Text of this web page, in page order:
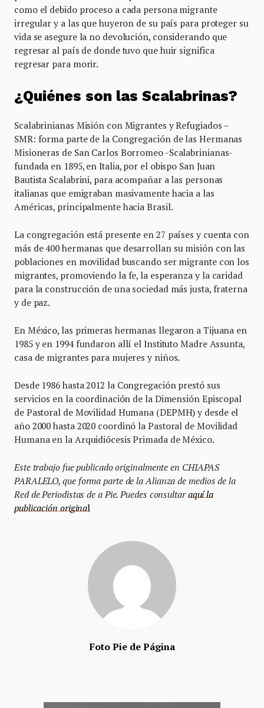
como el debido proceso a cada persona migrante
irregular y a las que huyeron de su país para proteger su
vida se asegure la no devolución, considerando que
regresar al país de donde tuvo que huir significa
regresar para morir.
¿Quiénes son las Scalabrinas?
Scalabrinianas Misión con Migrantes y Refugiados –
SMR: forma parte de la Congregación de las Hermanas
Misioneras de San Carlos Borromeo -Scalabrinianas-
fundada en 1895, en Italia, por el obispo San Juan
Bautista Scalabrini, para acompañar a las personas
italianas que emigraban masivamente hacia a las
Américas, principalmente hacia Brasil.
La congregación está presente en 27 países y cuenta con
más de 400 hermanas que desarrollan su misión con las
poblaciones en movilidad buscando ser migrante con los
migrantes, promoviendo la fe, la esperanza y la caridad
para la construcción de una sociedad más justa, fraterna
y de paz.
En México, las primeras hermanas llegaron a Tijuana en
1985 y en 1994 fundaron allí el Instituto Madre Assunta,
casa de migrantes para mujeres y niños.
Desde 1986 hasta 2012 la Congregación prestó sus
servicios en la coordinación de la Dimensión Episcopal
de Pastoral de Movilidad Humana (DEPMH) y desde el
año 2000 hasta 2020 coordinó la Pastoral de Movilidad
Humana en la Arquidiócesis Primada de México.
Este trabajo fue publicado originalmente en CHIAPAS
PARALELO, que forma parte de la Alianza de medios de la
Red de Periodistas de a Pie. Puedes consultaraquí la
publicación original
Foto Pie de Página